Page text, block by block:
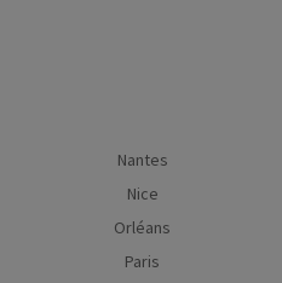
Nantes
Nice
Orléans
Paris